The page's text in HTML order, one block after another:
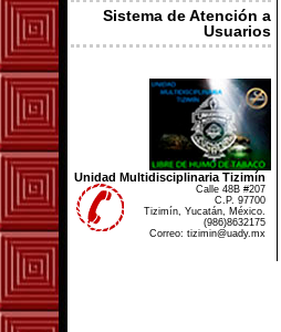
Sistema de Atención a
Usuarios
Unidad Multidisciplinaria Tizimín
Calle 48B #207
C.P. 97700
Tizimín, Yucatán, México.
(986)8632175
Correo: tizimin@uady.mx